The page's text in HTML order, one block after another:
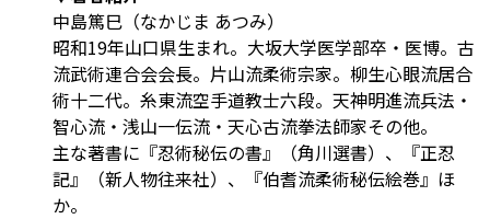
中島篤巳（なかじま あつみ）
昭和19年山口県生まれ。大坂大学医学部卒・医博。古
流武術連合会会長。片山流柔術宗家。柳生心眼流居合
術十二代。糸東流空手道教士六段。天神明進流兵法・
智心流・浅山一伝流・天心古流拳法師家その他。
主な著書に『忍術秘伝の書』（角川選書）、『正忍
記』（新人物往来社）、『伯耆流柔術秘伝絵巻』ほ
か。